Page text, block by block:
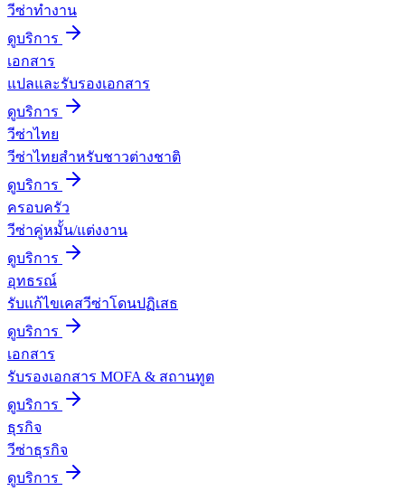
วีซ่าทำงาน
ดูบริการ
เอกสาร
แปลและรับรองเอกสาร
ดูบริการ
วีซ่าไทย
วีซ่าไทยสำหรับชาวต่างชาติ
ดูบริการ
ครอบครัว
วีซ่าคู่หมั้น/แต่งงาน
ดูบริการ
อุทธรณ์
รับแก้ไขเคสวีซ่าโดนปฏิเสธ
ดูบริการ
เอกสาร
รับรองเอกสาร MOFA & สถานทูต
ดูบริการ
ธุรกิจ
วีซ่าธุรกิจ
ดูบริการ